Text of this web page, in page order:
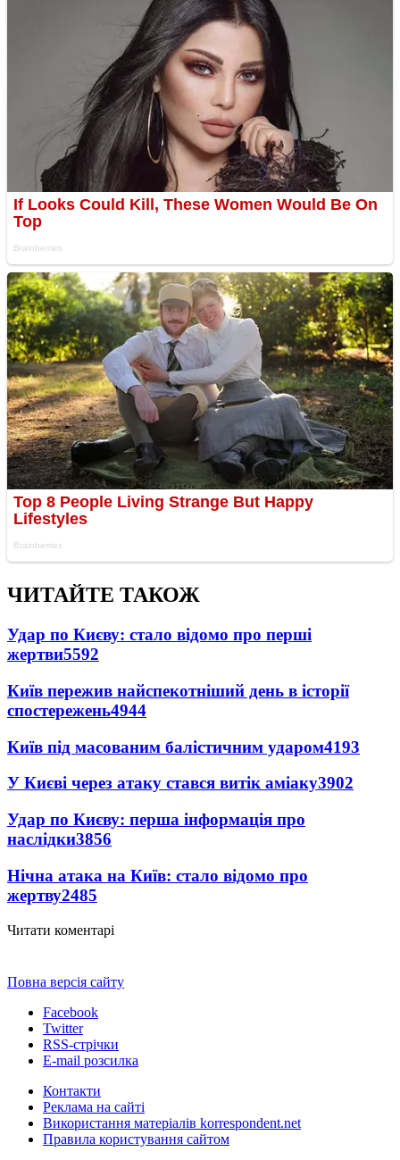
ЧИТАЙТЕ ТАКОЖ
Удар по Києву: стало відомо про перші
жертви5592
Київ пережив найспекотніший день в історії
спостережень4944
Київ під масованим балістичним ударом4193
У Києві через атаку стався витік аміаку3902
Удар по Києву: перша інформація про
наслідки3856
Нічна атака на Київ: стало відомо про
жертву2485
Читати коментарі
Повна версія сайту
Facebook
Twitter
RSS-стрічки
E-mail розсилка
Контакти
Реклама на сайті
Використання матеріалів korrespondent.net
Правила користування сайтом